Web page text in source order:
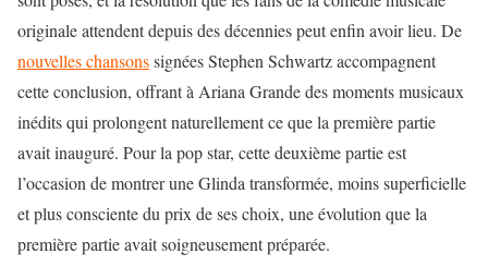
originale attendent depuis des décennies peut enfin avoir lieu. De
nouvelles chansonssignées Stephen Schwartz accompagnent
cette conclusion, offrant à Ariana Grande des moments musicaux
inédits qui prolongent naturellement ce que la première partie
avait inauguré. Pour la pop star, cette deuxième partie est
l’occasion de montrer une Glinda transformée, moins superficielle
et plus consciente du prix de ses choix, une évolution que la
première partie avait soigneusement préparée.